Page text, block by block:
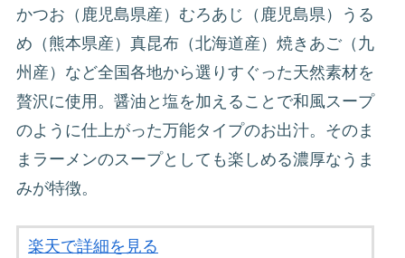
かつお（鹿児島県産）むろあじ（鹿児島県）うる
め（熊本県産）真昆布（北海道産）焼きあご（九
州産）など全国各地から選りすぐった天然素材を
贅沢に使用。醤油と塩を加えることで和風スープ
のように仕上がった万能タイプのお出汁。そのま
まラーメンのスープとしても楽しめる濃厚なうま
みが特徴。
楽天で詳細を見る